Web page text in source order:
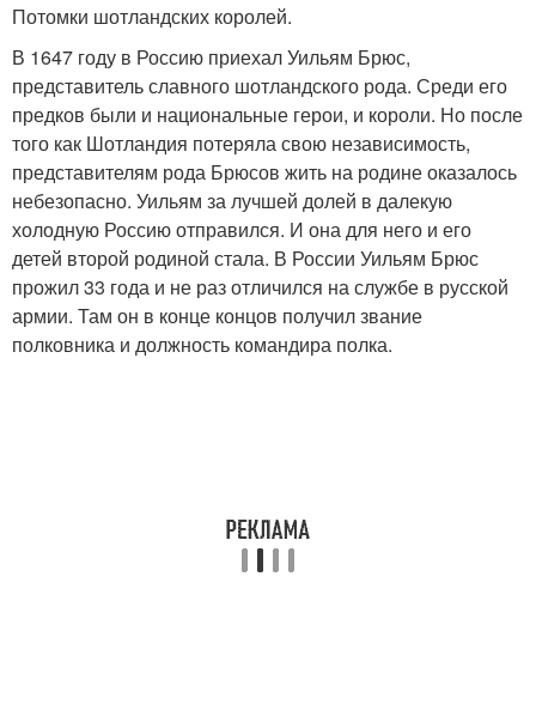
Потомки шотландских королей.
В 1647 году в Россию приехал Уильям Брюс,
представитель славного шотландского рода. Среди его
предков были и национальные герои, и короли. Но после
того как Шотландия потеряла свою независимость,
представителям рода Брюсов жить на родине оказалось
небезопасно. Уильям за лучшей долей в далекую
холодную Россию отправился. И она для него и его
детей второй родиной стала. В России Уильям Брюс
прожил 33 года и не раз отличился на службе в русской
армии. Там он в конце концов получил звание
полковника и должность командира полка.